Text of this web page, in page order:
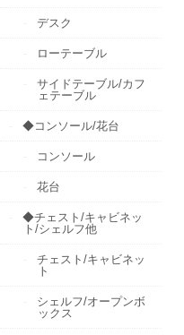
デスク
ローテーブル
サイドテーブル/カフ
ェテーブル
◆コンソール/花台
コンソール
花台
◆チェスト/キャビネッ
ト/シェルフ他
チェスト/キャビネッ
ト
シェルフ/オープンボ
ックス